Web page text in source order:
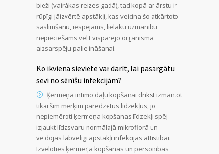
bieži (vairākas reizes gadā), tad kopā ar ārstu ir
rūpīgi jāizvērtē apstākļi, kas veicina šo atkārtoto
saslimšanu, iespējams, lielāku uzmanību
nepieciešams velīt vispārējo organisma
aizsarspēju palielināšanai.
Ko ikviena sieviete var darīt, lai pasargātu
sevi no sēnīšu infekcijām?
Ķermeņa intīmo daļu kopšanai drīkst izmantot
tikai šim mērķim paredzētus līdzekļus, jo
nepiemēroti ķermeņa kopšanas līdzekļi spēj
izjaukt līdzsvaru normālajā mikroflorā un
veidojas labvēlīgi apstākļi infekcijas attīstībai.
Izvēloties ķermeņa kopšanas un personībās